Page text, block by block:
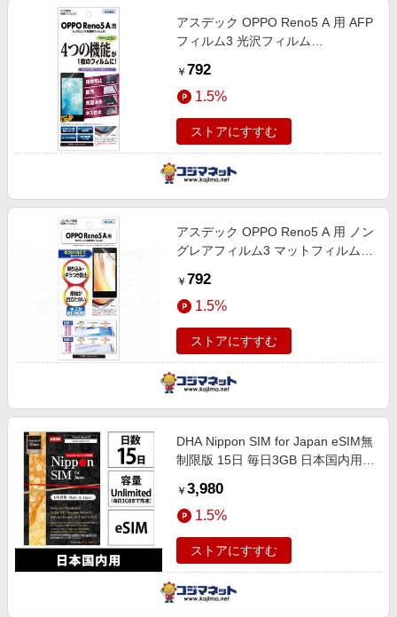
アスデック OPPO Reno5 A 用 AFP
フィルム3 光沢フィルム
￥ 792
1.5%
ストアにすすむ
アスデック OPPO Reno5 A 用 ノン
グレアフィルム3 マットフィルム
￥ 792
1.5%
ストアにすすむ
DHA Nippon SIM for Japan eSIM無
制限版 15日 毎日3GB 日本国内用ド
［SMS非対応］ DHA-SIM-420
￥ 3,980
1.5%
ストアにすすむ